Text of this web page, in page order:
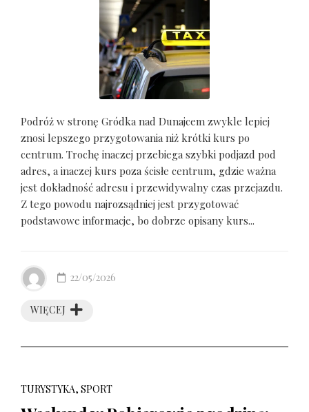
Podróż w stronę Gródka nad Dunajcem zwykle lepiej
znosi lepszego przygotowania niż krótki kurs po
centrum. Trochę inaczej przebiega szybki podjazd pod
adres, a inaczej kurs poza ścisłe centrum, gdzie ważna
jest dokładność adresu i przewidywalny czas przejazdu.
Z tego powodu najrozsądniej jest przygotować
podstawowe informacje, bo dobrze opisany kurs...
WIĘCEJ
22/05/2026
TURYSTYKA, SPORT